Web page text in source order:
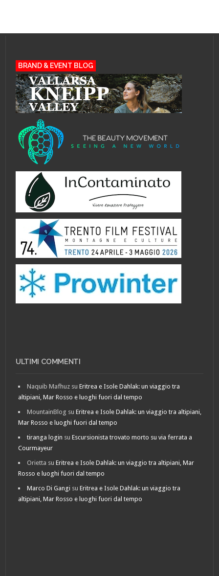
BRAND & EVENT BLOG
ULTIMI COMMENTI
Naquib Mafhuz suEritrea e Isole Dahlak: un viaggio tra
altipiani, Mar Rosso e luoghi fuori dal tempo
MountainBlog suEritrea e Isole Dahlak: un viaggio tra altipiani,
Mar Rosso e luoghi fuori dal tempo
tiranga login suEscursionista trovato morto su via ferrata a
Courmayeur
Orietta suEritrea e Isole Dahlak: un viaggio tra altipiani, Mar
Rosso e luoghi fuori dal tempo
Marco Di Gangi suEritrea e Isole Dahlak: un viaggio tra
altipiani, Mar Rosso e luoghi fuori dal tempo